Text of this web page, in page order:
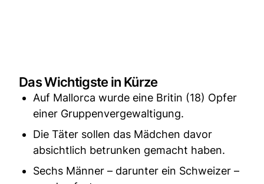
Das Wichtigste in Kürze
Auf Mallorca wurde eine Britin (18) Opfer
einer Gruppenvergewaltigung.
Die Täter sollen das Mädchen davor
absichtlich betrunken gemacht haben.
Sechs Männer – darunter ein Schweizer –